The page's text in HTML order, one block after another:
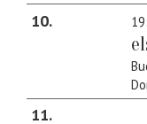
10
11